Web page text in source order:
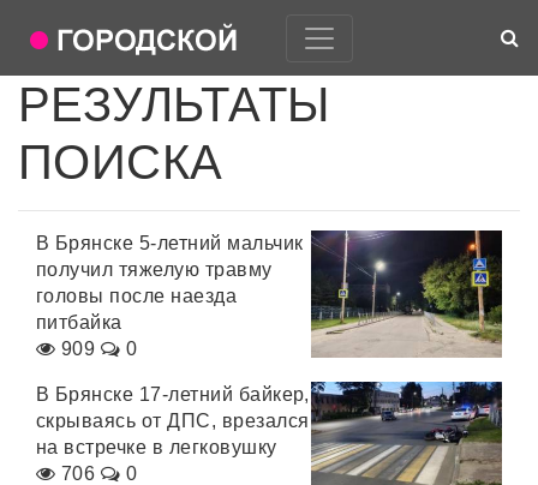
РЕЗУЛЬТАТЫ
ПОИСКА
В Брянске 5-летний мальчик
получил тяжелую травму
головы после наезда
питбайка
909
0
В Брянске 17-летний байкер,
скрываясь от ДПС, врезался
на встречке в легковушку
706
0